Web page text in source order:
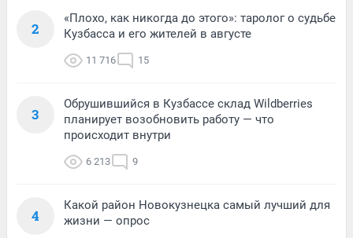
2
«Плохо, как никогда до этого»: таролог о судьбе
Кузбасса и его жителей в августе
11 716 15
3
Обрушившийся в Кузбассе склад Wildberries
планирует возобновить работу — что
происходит внутри
6 213 9
4
Какой район Новокузнецка самый лучший для
жизни — опрос